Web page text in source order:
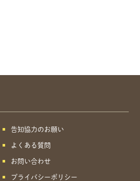
告知協力のお願い
よくある質問
お問い合わせ
プライバシーポリシー